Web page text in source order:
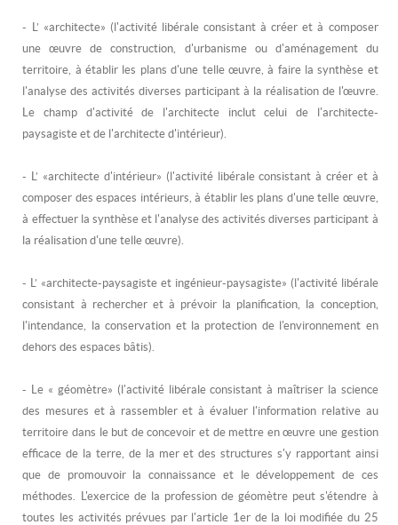
- L’ «architecte» (l'activité libérale consistant à créer et à composer
une œuvre de construction, d'urbanisme ou d'aménagement du
territoire, à établir les plans d'une telle œuvre, à faire la synthèse et
l'analyse des activités diverses participant à la réalisation de l'œuvre.
Le champ d'activité de l'architecte inclut celui de l'architecte-
paysagiste et de l'architecte d'intérieur).
- L’ «architecte d'intérieur» (l'activité libérale consistant à créer et à
composer des espaces intérieurs, à établir les plans d'une telle œuvre,
à effectuer la synthèse et l'analyse des activités diverses participant à
la réalisation d'une telle œuvre).
- L’ «architecte-paysagiste et ingénieur-paysagiste» (l'activité libérale
consistant à rechercher et à prévoir la planification, la conception,
l'intendance, la conservation et la protection de l'environnement en
dehors des espaces bâtis).
- Le « géomètre» (l'activité libérale consistant à maîtriser la science
des mesures et à rassembler et à évaluer l'information relative au
territoire dans le but de concevoir et de mettre en œuvre une gestion
efficace de la terre, de la mer et des structures s'y rapportant ainsi
que de promouvoir la connaissance et le développement de ces
méthodes. L'exercice de la profession de géomètre peut s'étendre à
toutes les activités prévues par l'article 1er de la loi modifiée du 25